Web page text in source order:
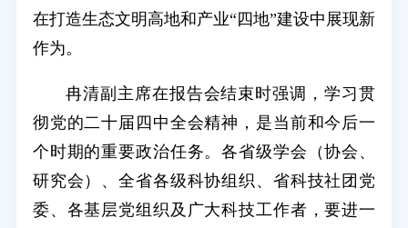
在打造生态文明高地和产业“四地”建设中展现新
作为。
冉清副主席在报告会结束时强调，学习贯
彻党的二十届四中全会精神，是当前和今后一
个时期的重要政治任务。各省级学会（协会、
研究会）、全省各级科协组织、省科技社团党
委、各基层党组织及广大科技工作者，要进一